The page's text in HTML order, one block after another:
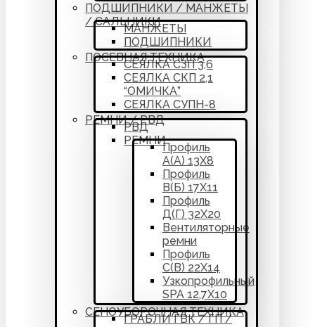
ПОДШИПНИКИ / МАНЖЕТЫ
/ САЛЬНИКИ
МАНЖЕТЫ
ПОДШИПНИКИ
ПОСЕВНАЯ ТЕХНИКА
СЕЯЛКА СЗП 3,6
СЕЯЛКА СКП 2,1
“ОМИЧКА”
СЕЯЛКА СУПН-8
РЕМНИ / РВД
РВД
РЕМНИ
Профиль
А(А) 13Х8
Профиль
В(Б) 17Х11
Профиль
Д(Г) 32Х20
Вентиляторные
ремни
Профиль
С(В) 22Х14
Узкопрофильный
SPA 12,7Х10
СЕНОУБОРОЧНАЯ ТЕХНИКА
ГРАБЛИ ГВК / ГП /